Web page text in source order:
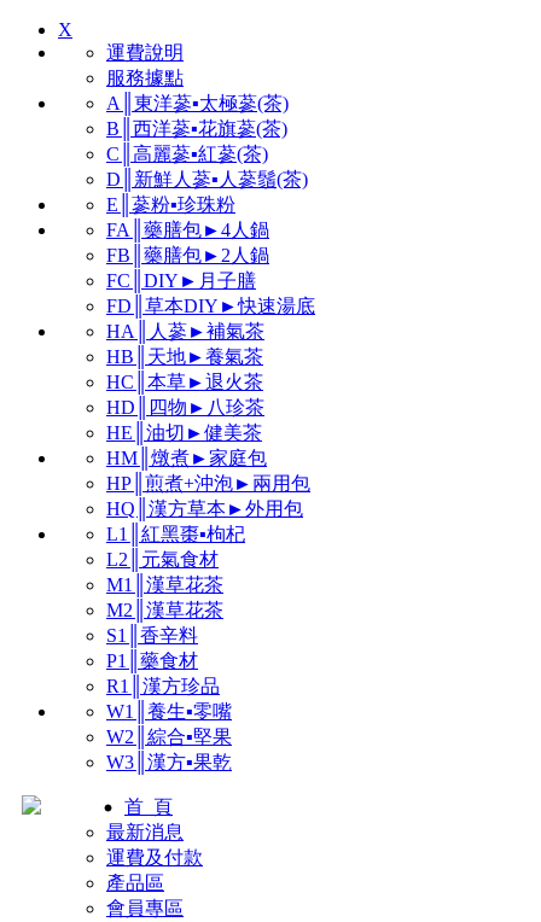
X
運費說明
服務據點
A║東洋蔘▪太極蔘(茶)
B║西洋蔘▪花旗蔘(茶)
C║高麗蔘▪紅蔘(茶)
D║新鮮人蔘▪人蔘鬚(茶)
E║蔘粉▪珍珠粉
FA║藥膳包►4人鍋
FB║藥膳包►2人鍋
FC║DIY►月子膳
FD║草本DIY►快速湯底
HA║人蔘►補氣茶
HB║天地►養氣茶
HC║本草►退火茶
HD║四物►八珍茶
HE║油切►健美茶
HM║燉煮►家庭包
HP║煎煮+沖泡►兩用包
HQ║漢方草本►外用包
L1║紅黑棗▪枸杞
L2║元氣食材
M1║漢草花茶
M2║漢草花茶
S1║香辛料
P1║藥食材
R1║漢方珍品
W1║養生▪零嘴
W2║綜合▪堅果
W3║漢方▪果乾
首 頁
最新消息
運費及付款
產品區
會員專區